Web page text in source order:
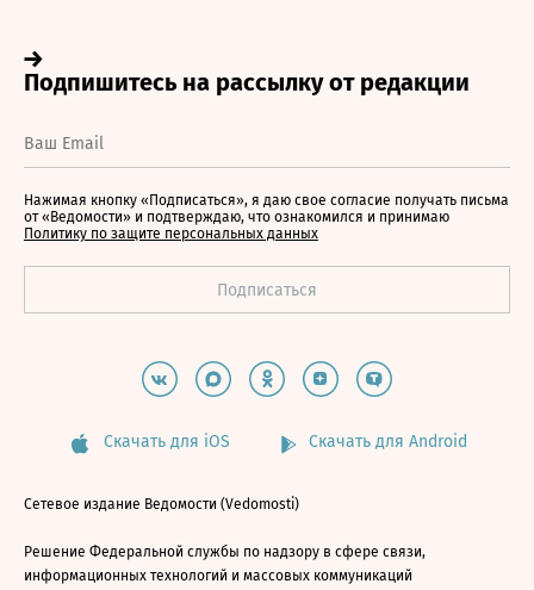
Нажимая кнопку «Подписаться», я даю свое согласие получать письма
от «Ведомости» и подтверждаю, что ознакомился и принимаю
Политику по защите персональных данных
Скачать для iOS Скачать для Android
Сетевое издание Ведомости (Vedomosti)
Решение Федеральной службы по надзору в сфере связи,
информационных технологий и массовых коммуникаций